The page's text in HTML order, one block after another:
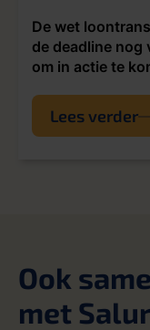
De wet
de deadline nog
om in actie te
Lees verder
Ook
met